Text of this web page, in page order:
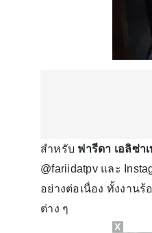
สำหรับ ฟารีดา เอลิซ่า
@fariidatpv และ
อย่างต่อเนื่อง ทั้งงาน
ต่าง ๆ
X